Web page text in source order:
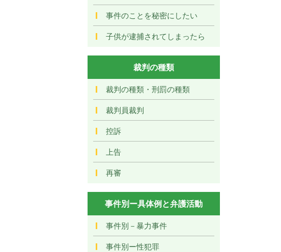
事件のことを秘密にしたい
子供が逮捕されてしまったら
裁判の種類
裁判の種類・刑罰の種類
裁判員裁判
控訴
上告
再審
事件別ー具体例と弁護活動
事件別－暴力事件
事件別ー性犯罪